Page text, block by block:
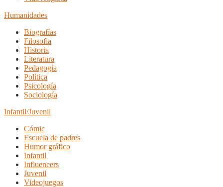
Humanidades
Biografías
Filosofía
Historia
Literatura
Pedagogía
Política
Psicología
Sociología
Infantil/Juvenil
Cómic
Escuela de padres
Humor gráfico
Infantil
Influencers
Juvenil
Videojuegos